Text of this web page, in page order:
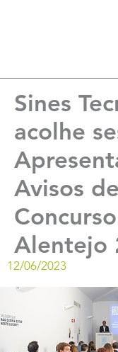
Sines
acolhe
Avisos de
Alentejo
12/06/2023